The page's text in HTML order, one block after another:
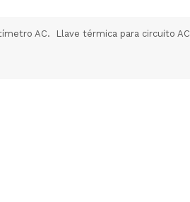
AC. Llave térmica para circuito